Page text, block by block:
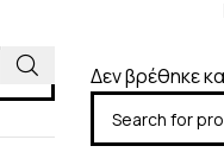
Δεν βρέθηκε